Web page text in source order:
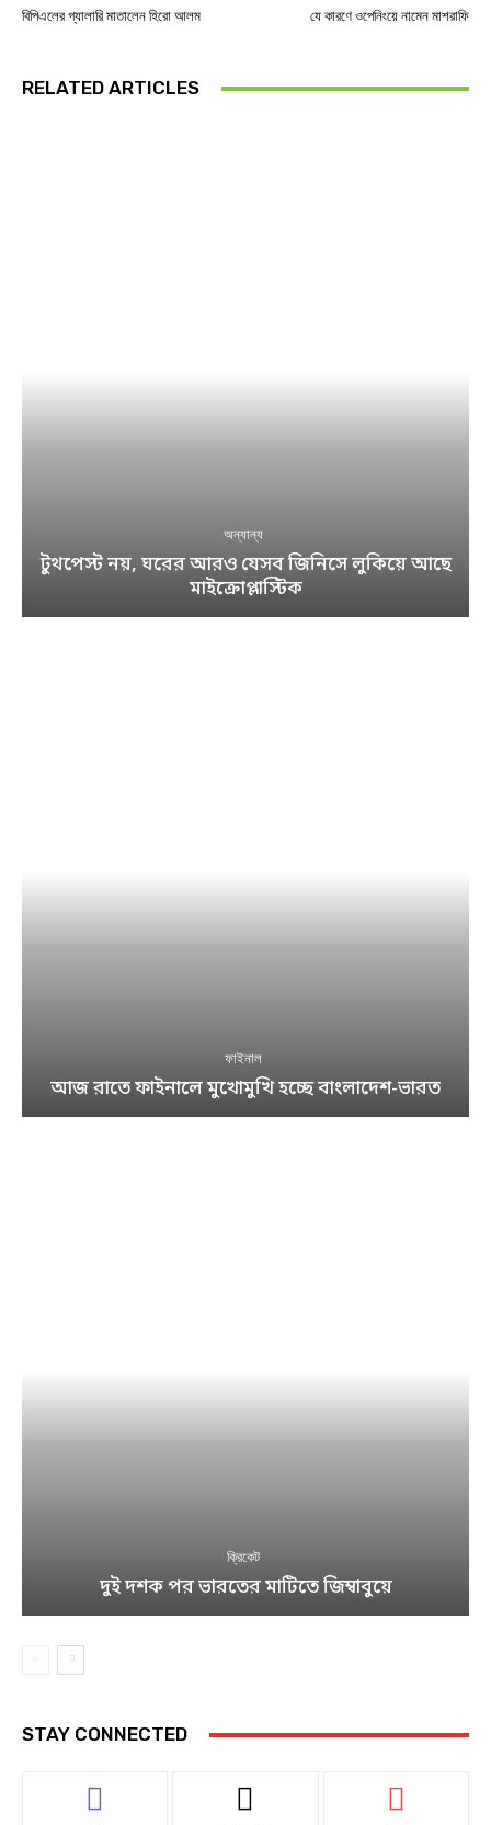
বিপিএলের গ্যালারি মাতালেন হিরো আলম যে কারণে ওপেনিংয়ে নামেন মাশরাফি
RELATED ARTICLES
অন্যান্য
টুথপেস্ট নয়, ঘরের আরও যেসব জিনিসে লুকিয়ে আছে
মাইক্রোপ্লাস্টিক
ফাইনাল
আজ রাতে ফাইনালে মুখোমুখি হচ্ছে বাংলাদেশ-ভারত
ক্রিকেট
দুই দশক পর ভারতের মাটিতে জিম্বাবুয়ে
STAY CONNECTED